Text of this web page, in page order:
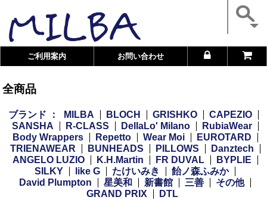
ご利用案内 お問い合わせ
全商品
ブランド ： MILBA BLOCH GRISHKO
CAPEZIO
SANSHA
R-CLASS DellaLo' Milano
RubiaWear
Body Wrappers
Repetto Wear Moi
EUROTARD
TRIENAWEAR
BUNHEADS PILLOWS
Danztech
ANGELO LUZIO
K.H.Martin FR DUVAL
BYPLIE
SILKY
like G たけいみき
飴ノ森ふみか
David Plumpton
星美和 新書館 三善
その他
GRAND PRIX
DTL